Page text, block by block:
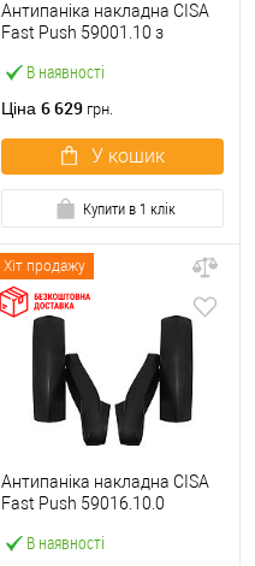
В наявності
Антипаніка накладна CISA
Fast Push 59001.10 з
Ціна 6 629 грн.
У кошик
Купити в 1 клік
Хіт продажу
В наявності
Антипаніка накладна CISA
Fast Push 59016.10.0
штанги